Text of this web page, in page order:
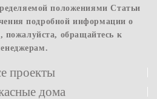
положениями Статьи
подробной информации о
пожалуйста, обращайтесь к
проекты
дома